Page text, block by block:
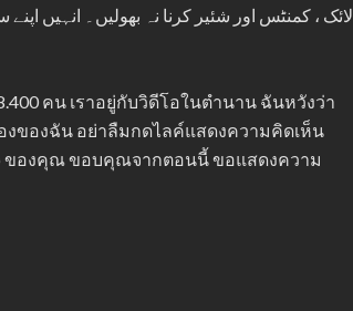
لائک ، کمنٹس اور شئیر کرنا نہ بھولیں۔ انہیں
คน เราอยู่กับวิดีโอในตำนาน ฉันหวังว่า
ของฉัน อย่าลืมกดไลค์แสดงความคิดเห็น
ของคุณ ขอบคุณจากตอนนี้ ขอแสดงความ